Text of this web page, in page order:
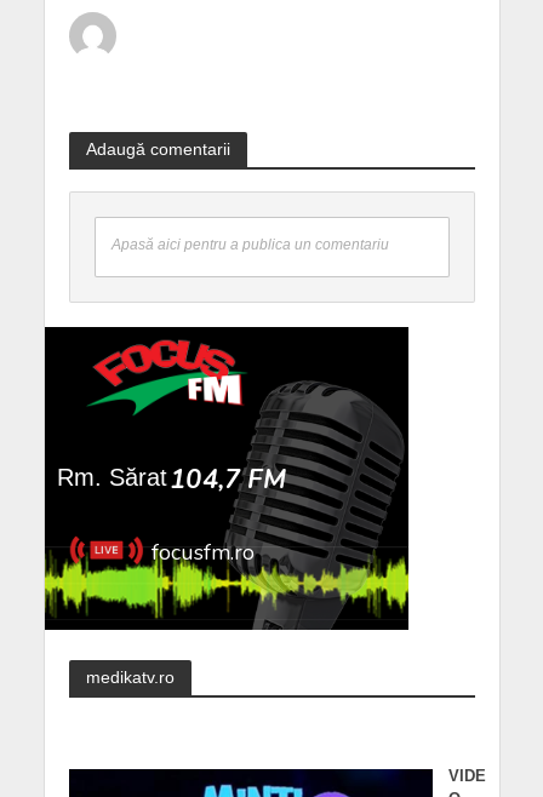
Adaugă comentarii
Apasă aici pentru a publica un comentariu
medikatv.ro
VIDE